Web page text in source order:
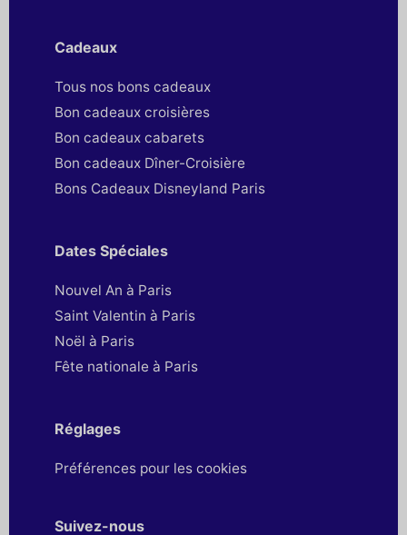
Cadeaux
Tous nos bons cadeaux
Bon cadeaux croisières
Bon cadeaux cabarets
Bon cadeaux Dîner-Croisière
Bons Cadeaux Disneyland Paris
Dates Spéciales
Nouvel An à Paris
Saint Valentin à Paris
Noël à Paris
Fête nationale à Paris
Réglages
Préférences pour les cookies
Suivez-nous